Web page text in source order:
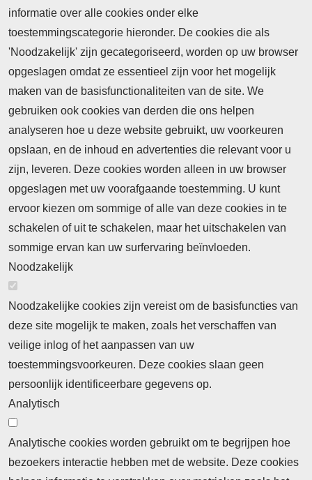
informatie over alle cookies onder elke
toestemmingscategorie hieronder. De cookies die als
'Noodzakelijk' zijn gecategoriseerd, worden op uw browser
opgeslagen omdat ze essentieel zijn voor het mogelijk
maken van de basisfunctionaliteiten van de site. We
gebruiken ook cookies van derden die ons helpen
analyseren hoe u deze website gebruikt, uw voorkeuren
opslaan, en de inhoud en advertenties die relevant voor u
zijn, leveren. Deze cookies worden alleen in uw browser
opgeslagen met uw voorafgaande toestemming. U kunt
ervoor kiezen om sommige of alle van deze cookies in te
schakelen of uit te schakelen, maar het uitschakelen van
sommige ervan kan uw surfervaring beïnvloeden.
Noodzakelijk
Noodzakelijke cookies zijn vereist om de basisfuncties van
deze site mogelijk te maken, zoals het verschaffen van
veilige inlog of het aanpassen van uw
toestemmingsvoorkeuren. Deze cookies slaan geen
persoonlijk identificeerbare gegevens op.
Analytisch
Analytische cookies worden gebruikt om te begrijpen hoe
bezoekers interactie hebben met de website. Deze cookies
Nieuws
Neem contact op
Algemene Leveringsvoorwaarden
Cookieverklaring
Privacyverklaring
Abonnementinformatie Inlogprocedure
Nieuws
Laatste nieuws
Meld u aan voor onze nieuwsbrief
Ontvang 2 keer per maand de nieuwsbrief met